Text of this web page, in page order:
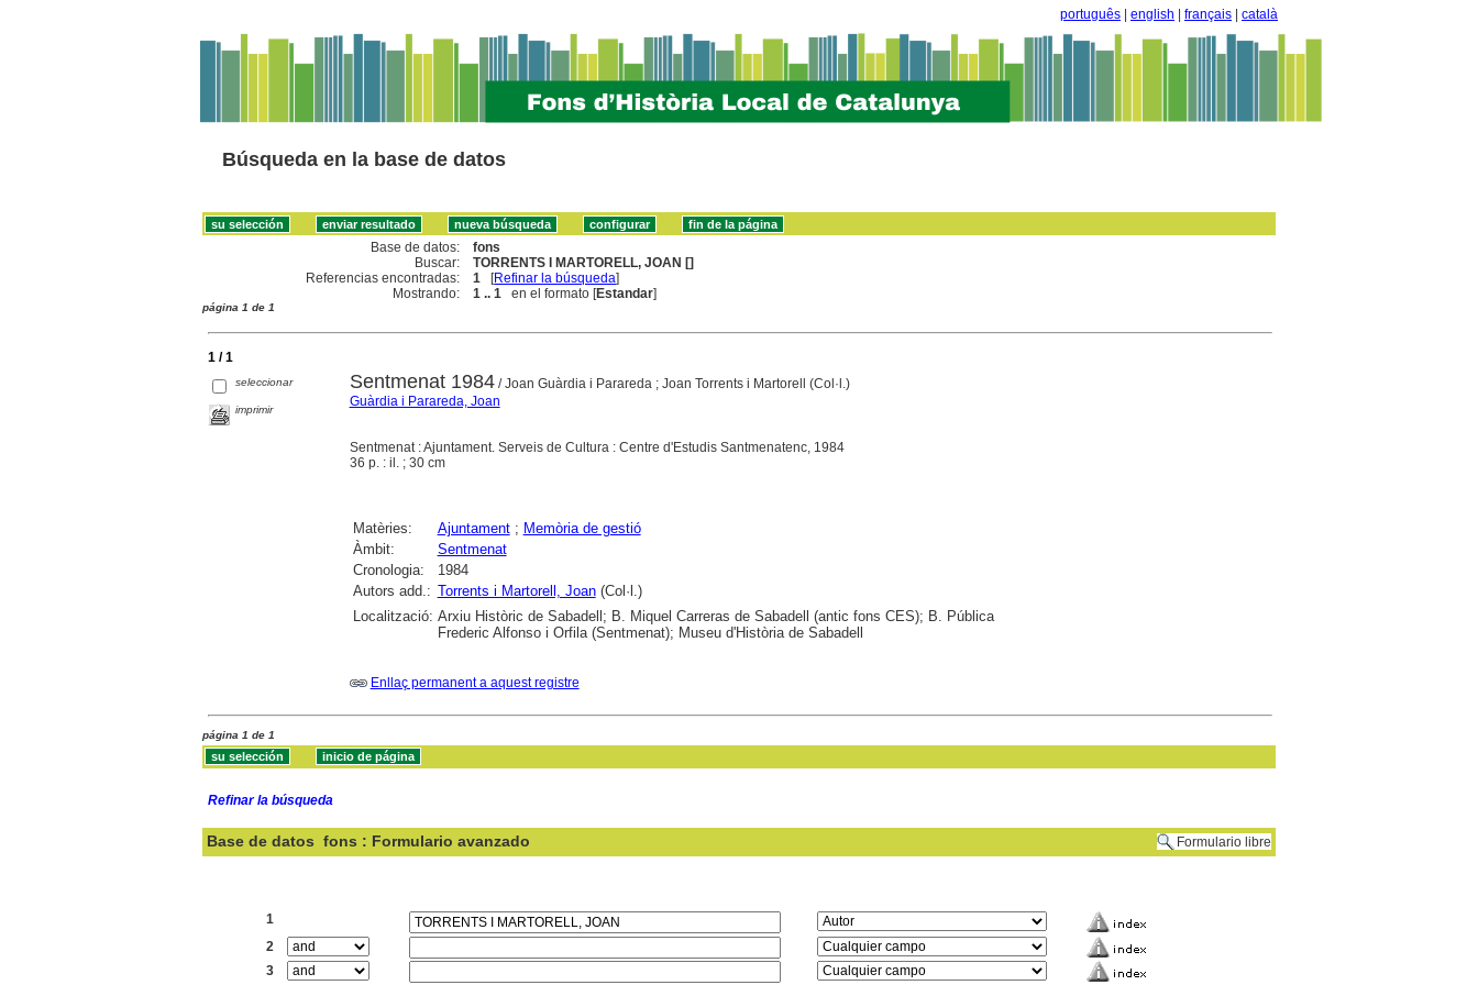
português english français català
Búsqueda en la base de datos
Base de datos:
fons
Buscar:
TORRENTS I MARTORELL, JOAN []
Referencias encontradas:
1 [Refinar la búsqueda]
Mostrando:
1 .. 1 en el formato [Estandar]
página 1 de 1
1 / 1
seleccionar
imprimir
Sentmenat 1984/ Joan Guàrdia i Parareda ; Joan Torrents i Martorell (Col·l.)
Guàrdia i Parareda, Joan
Sentmenat : Ajuntament. Serveis de Cultura : Centre d'Estudis Santmenatenc, 1984
36 p. : il. ; 30 cm
Matèries: Ajuntament; Memòria de gestió
Àmbit:
Sentmenat
Cronologia:
1984
Autors add.: Torrents i Martorell, Joan(Col·l.)
Localització: Arxiu Històric de Sabadell; B. Miquel Carreras de Sabadell (antic fons CES); B. Pública
Frederic Alfonso i Orfila (Sentmenat); Museu d'Història de Sabadell
Enllaç permanent a aquest registre
página 1 de 1
Refinar la búsqueda
Base de datos fons : Formulario avanzado Formulario libre
1
2
3